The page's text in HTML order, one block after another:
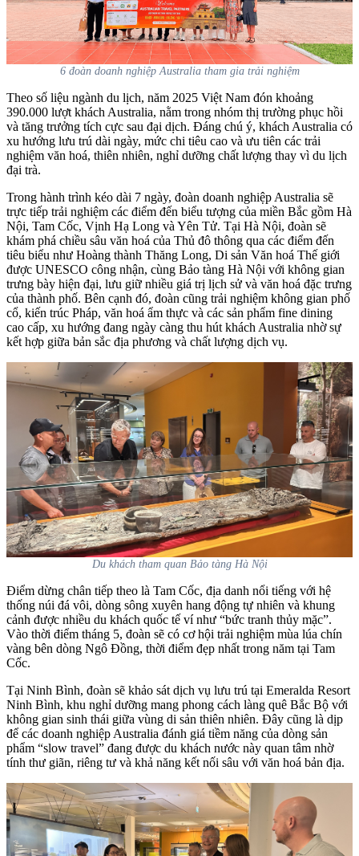
6 đoàn doanh nghiệp Australia tham gia trải nghiệm
Theo số liệu ngành du lịch, năm 2025 Việt Nam đón khoảng
390.000 lượt khách Australia, nằm trong nhóm thị trường phục hồi
và tăng trưởng tích cực sau đại dịch. Đáng chú ý, khách Australia có
xu hướng lưu trú dài ngày, mức chi tiêu cao và ưu tiên các trải
nghiệm văn hoá, thiên nhiên, nghỉ dưỡng chất lượng thay vì du lịch
đại trà.
Trong hành trình kéo dài 7 ngày, đoàn doanh nghiệp Australia sẽ
trực tiếp trải nghiệm các điểm đến biểu tượng của miền Bắc gồm Hà
Nội, Tam Cốc, Vịnh Hạ Long và Yên Tử. Tại Hà Nội, đoàn sẽ
khám phá chiều sâu văn hoá của Thủ đô thông qua các điểm đến
tiêu biểu như Hoàng thành Thăng Long, Di sản Văn hoá Thế giới
được UNESCO công nhận, cùng Bảo tàng Hà Nội với không gian
trưng bày hiện đại, lưu giữ nhiều giá trị lịch sử và văn hoá đặc trưng
của thành phố. Bên cạnh đó, đoàn cũng trải nghiệm không gian phố
cổ, kiến trúc Pháp, văn hoá ẩm thực và các sản phẩm fine dining
cao cấp, xu hướng đang ngày càng thu hút khách Australia nhờ sự
kết hợp giữa bản sắc địa phương và chất lượng dịch vụ.
Du khách tham quan Bảo tàng Hà Nội
Điểm dừng chân tiếp theo là Tam Cốc, địa danh nổi tiếng với hệ
thống núi đá vôi, dòng sông xuyên hang động tự nhiên và khung
cảnh được nhiều du khách quốc tế ví như “bức tranh thủy mặc”.
Vào thời điểm tháng 5, đoàn sẽ có cơ hội trải nghiệm mùa lúa chín
vàng bên dòng Ngô Đồng, thời điểm đẹp nhất trong năm tại Tam
Cốc.
Tại Ninh Bình, đoàn sẽ khảo sát dịch vụ lưu trú tại Emeralda Resort
Ninh Bình, khu nghỉ dưỡng mang phong cách làng quê Bắc Bộ với
không gian sinh thái giữa vùng di sản thiên nhiên. Đây cũng là dịp
để các doanh nghiệp Australia đánh giá tiềm năng của dòng sản
phẩm “slow travel” đang được du khách nước này quan tâm nhờ
tính thư giãn, riêng tư và khả năng kết nối sâu với văn hoá bản địa.